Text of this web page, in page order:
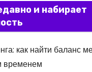
и набирает
как найти баланс
временем